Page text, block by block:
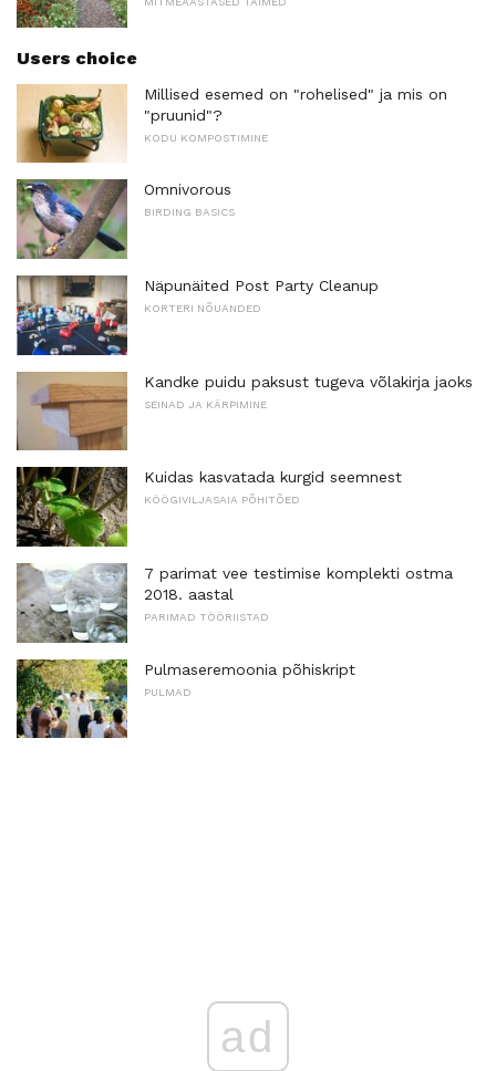
Users choice
Millised esemed on "rohelised" ja mis on
"pruunid"?
KODU KOMPOSTIMINE
Omnivorous
BIRDING BASICS
Näpunäited Post Party Cleanup
KORTERI NÕUANDED
Kandke puidu paksust tugeva võlakirja jaoks
SEINAD JA KÄRPIMINE
Kuidas kasvatada kurgid seemnest
KÖÖGIVILJASAIA PÕHITÕED
7 parimat vee testimise komplekti ostma
2018. aastal
PARIMAD TÖÖRIISTAD
Pulmaseremoonia põhiskript
PULMAD
ad